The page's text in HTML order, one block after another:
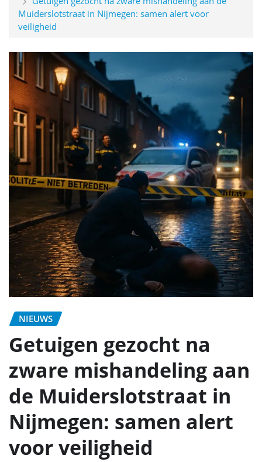
Muiderslotstraat in Nijmegen: samen alert voor
veiligheid
NIEUWS
Getuigen gezocht na
zware mishandeling aan
de Muiderslotstraat in
Nijmegen: samen alert
voor veiligheid